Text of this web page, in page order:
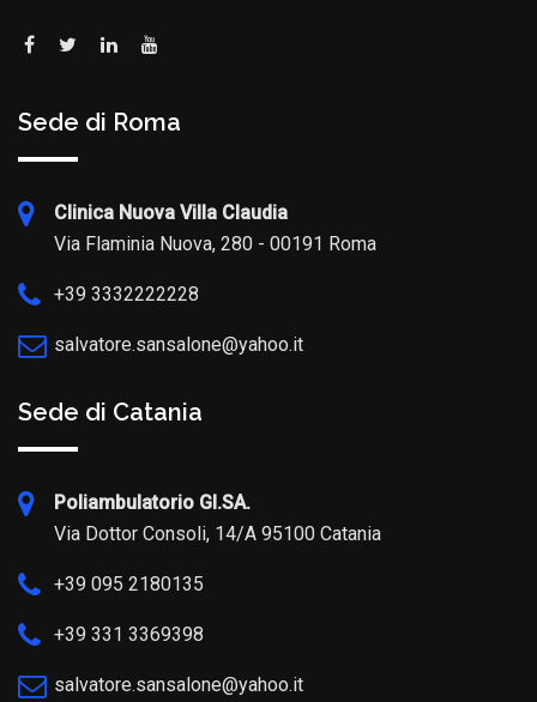
Sede di Roma
Clinica Nuova Villa Claudia
Via Flaminia Nuova, 280 - 00191 Roma
+39 3332222228
salvatore.sansalone@yahoo.it
Sede di Catania
Poliambulatorio GI.SA.
Via Dottor Consoli, 14/A 95100 Catania
+39 095 2180135
+39 331 3369398
salvatore.sansalone@yahoo.it